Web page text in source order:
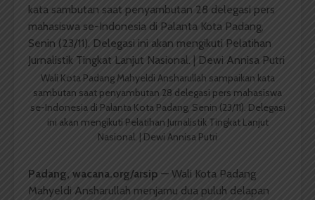
Wali Kota Padang Mahyeldi Ansharullah sampaikan kata
sambutan saat penyambutan 28 delegasi pers mahasiswa
se-Indonesia di Palanta Kota Padang, Senin (23/11). Delegasi
ini akan mengikuti Pelatihan Jurnalistik Tingkat Lanjut
Nasional. | Dewi Annisa Putri
Padang, wacana.org/arsip — Wali Kota Padang
Mahyeldi Ansharullah menjamu dua puluh delapan